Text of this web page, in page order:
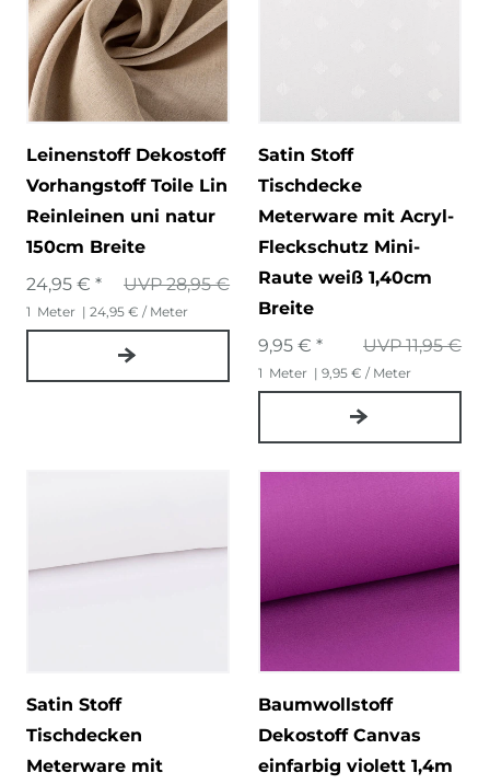
Leinenstoff Dekostoff
Vorhangstoff Toile Lin
Reinleinen uni natur
150cm Breite
UVP 28,95 €
24,95 € *
1 Meter | 24,95 € / Meter
Satin Stoff
Tischdecke
Meterware mit Acryl-
Fleckschutz Mini-
Raute weiß 1,40cm
Breite
UVP 11,95 €
9,95 € *
1 Meter | 9,95 € / Meter
Satin Stoff
Tischdecken
Meterware mit
Baumwollstoff
Dekostoff Canvas
einfarbig violett 1,4m